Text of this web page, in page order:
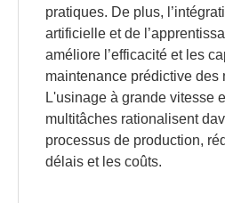
pratiques. De plus,
artificielle et de
améliore l’efficacité et les
maintenance prédictive des
L'usinage à grande vitesse
multitâches rationalisent
processus de production,
délais et les coûts.